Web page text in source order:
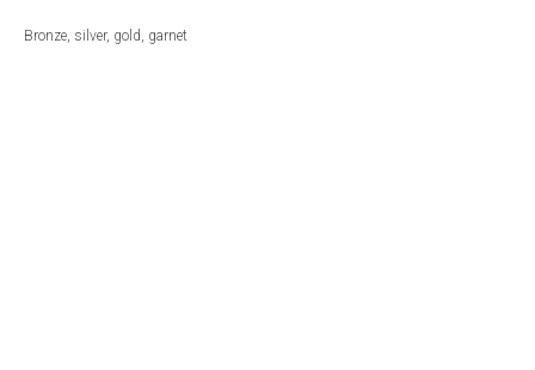
Bronze, silver, gold, garnet